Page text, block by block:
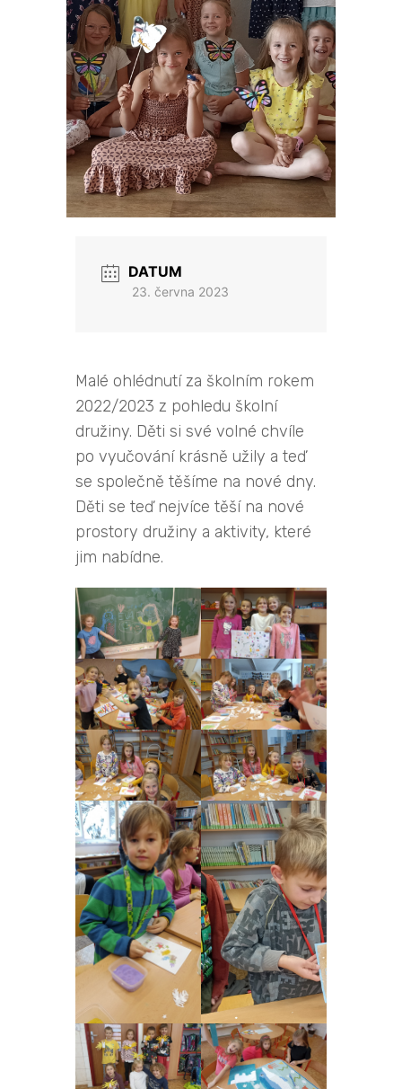
DATUM
23. června 2023
Malé ohlédnutí za školním rokem
2022/2023 z pohledu školní
družiny. Děti si své volné chvíle
po vyučování krásně užily a teď
se společně těšíme na nové dny.
Děti se teď nejvíce těší na nové
prostory družiny a aktivity, které
jim nabídne.